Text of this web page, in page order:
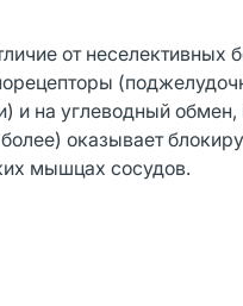
от неселективных
и на углеводный
оказывает
мышцах сосудов.